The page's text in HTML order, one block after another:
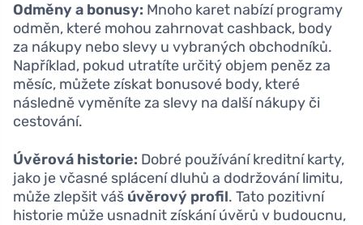
Odměny a bonusy: Mnoho karet nabízí programy
odměn, které mohou zahrnovat cashback, body
za nákupy nebo slevy u vybraných obchodníků.
Například, pokud utratíte určitý objem peněz za
měsíc, můžete získat bonusové body, které
následně vyměníte za slevy na další nákupy či
cestování.
Úvěrová historie: Dobré používání kreditní karty,
jako je včasné splácení dluhů a dodržování limitu,
může zlepšit váš úvěrový profil. Tato pozitivní
historie může usnadnit získání úvěrů v budoucnu,